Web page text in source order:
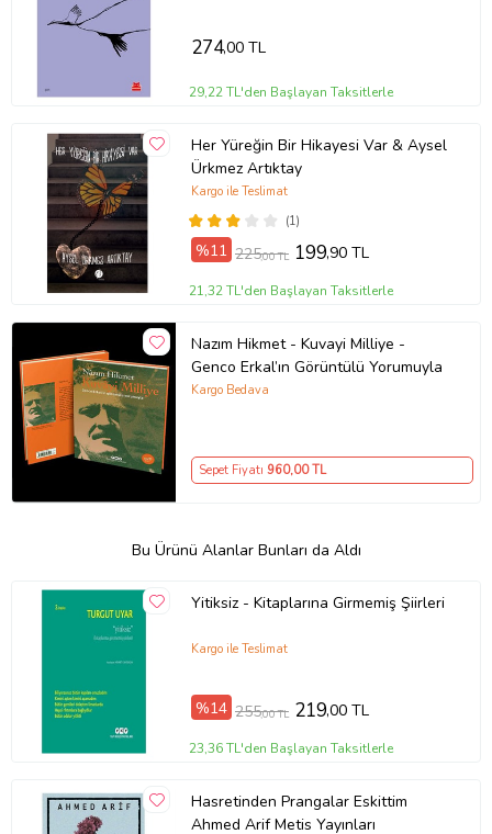
274,00 TL
29,22 TL'den Başlayan Taksitlerle
Her Yüreğin Bir Hikayesi Var & Aysel
Ürkmez Artıktay
(1)
Kargo ile Teslimat
%11 225,00 TL 199,90 TL
21,32 TL'den Başlayan Taksitlerle
Nazım Hikmet - Kuvayi Milliye -
Genco Erkal’ın Görüntülü Yorumuyla
Kargo Bedava
Sepet Fiyatı 960,00 TL
Bu Ürünü Alanlar Bunları da Aldı
Yitiksiz - Kitaplarına Girmemiş Şiirleri
Kargo ile Teslimat
%14 255,00 TL 219,00 TL
23,36 TL'den Başlayan Taksitlerle
Hasretinden Prangalar Eskittim
Ahmed Arif Metis Yayınları